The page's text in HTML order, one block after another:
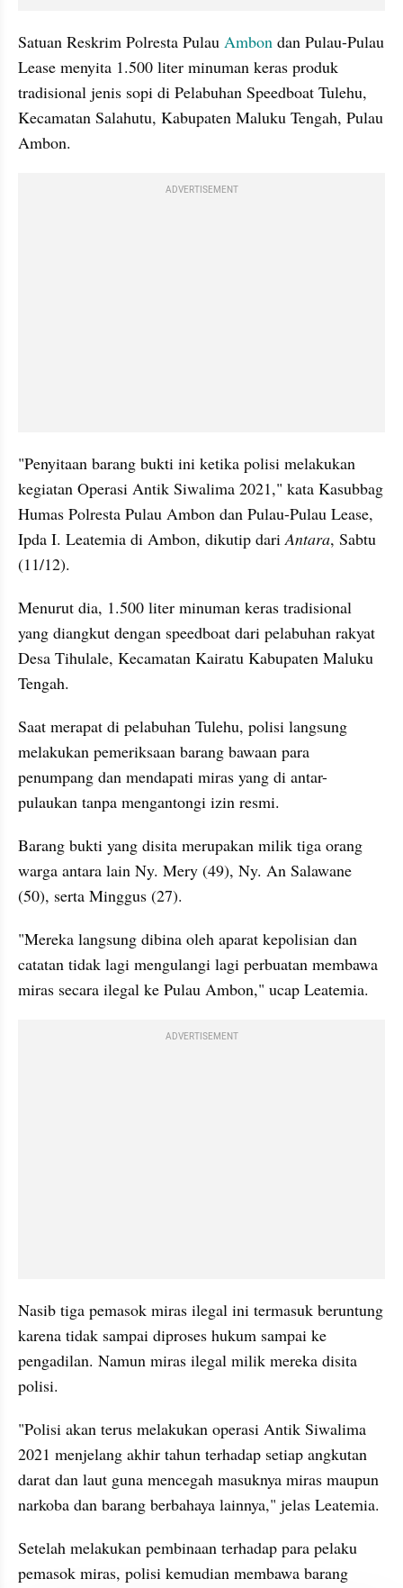
Satuan Reskrim Polresta Pulau Ambon dan Pulau-Pulau
Lease menyita 1.500 liter minuman keras produk
tradisional jenis sopi di Pelabuhan Speedboat Tulehu,
Kecamatan Salahutu, Kabupaten Maluku Tengah, Pulau
Ambon.
ADVERTISEMENT
"Penyitaan barang bukti ini ketika polisi melakukan
kegiatan Operasi Antik Siwalima 2021," kata Kasubbag
Humas Polresta Pulau Ambon dan Pulau-Pulau Lease,
Ipda I. Leatemia di Ambon, dikutip dari Antara, Sabtu
(11/12).
Menurut dia, 1.500 liter minuman keras tradisional
yang diangkut dengan speedboat dari pelabuhan rakyat
Desa Tihulale, Kecamatan Kairatu Kabupaten Maluku
Tengah.
Saat merapat di pelabuhan Tulehu, polisi langsung
melakukan pemeriksaan barang bawaan para
penumpang dan mendapati miras yang di antar-
pulaukan tanpa mengantongi izin resmi.
Barang bukti yang disita merupakan milik tiga orang
warga antara lain Ny. Mery (49), Ny. An Salawane
(50), serta Minggus (27).
"Mereka langsung dibina oleh aparat kepolisian dan
catatan tidak lagi mengulangi lagi perbuatan membawa
miras secara ilegal ke Pulau Ambon," ucap Leatemia.
ADVERTISEMENT
Nasib tiga pemasok miras ilegal ini termasuk beruntung
karena tidak sampai diproses hukum sampai ke
pengadilan. Namun miras ilegal milik mereka disita
polisi.
"Polisi akan terus melakukan operasi Antik Siwalima
2021 menjelang akhir tahun terhadap setiap angkutan
darat dan laut guna mencegah masuknya miras maupun
narkoba dan barang berbahaya lainnya," jelas Leatemia.
Setelah melakukan pembinaan terhadap para pelaku
pemasok miras, polisi kemudian membawa barang